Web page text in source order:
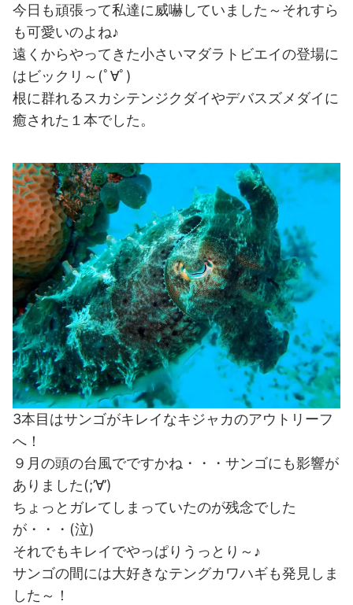
今日も頑張って私達に威嚇していました～それすら
も可愛いのよね♪
遠くからやってきた小さいマダラトビエイの登場に
はビックリ～(ﾟ∀ﾟ)
根に群れるスカシテンジクダイやデバスズメダイに
癒された１本でした。
3本目はサンゴがキレイなキジャカのアウトリーフ
へ！
９月の頭の台風でですかね・・・サンゴにも影響が
ありました(;’∀’)
ちょっとガレてしまっていたのが残念でした
が・・・(泣)
それでもキレイでやっぱりうっとり～♪
サンゴの間には大好きなテングカワハギも発見しま
した～！